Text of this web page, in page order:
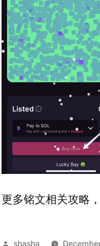
更多铭文相关攻略
Posted
shasha